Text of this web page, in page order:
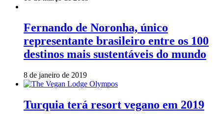
Fernando de Noronha, único
representante brasileiro entre os 100
destinos mais sustentáveis do mundo
8 de janeiro de 2019
Turquia terá resort vegano em 2019